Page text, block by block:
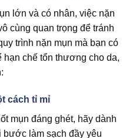
lớn và có nhân, việc nặn
cùng quan trọng để tránh
trình nặn mụn mà bạn có
hạn chế tổn thương cho da,
cách tỉ mỉ
mụn đáng ghét, hãy dành
làm sạch đầy yêu